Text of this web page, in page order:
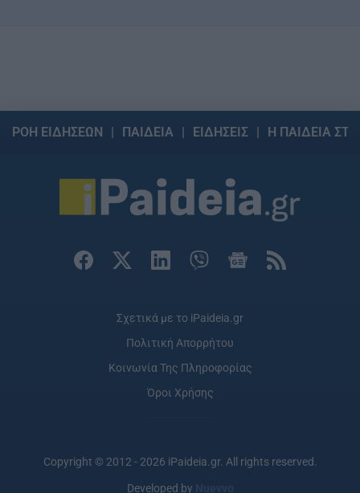
ΡΟΗ ΕΙΔΗΣΕΩΝ ΠΑΙΔΕΙΑ ΕΙΔΗΣΕΙΣ Η ΠΑΙΔΕΙΑ
Σχετικά με το iPaideia.gr
Πολιτική Απορρήτου
Κοινωνία Της Πληροφορίας
Όροι Χρήσης
Copyright © 2012 - 2026 iPaideia.gr. All rights reserved.
Developed by